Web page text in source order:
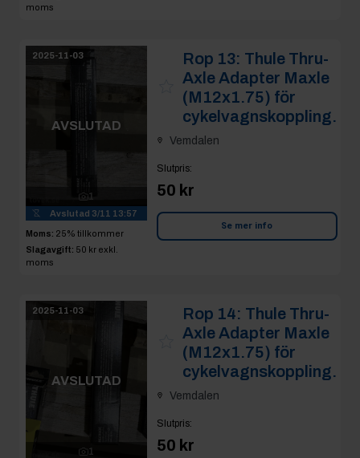
moms
2025-11-03
AVSLUTAD
1
Avslutad 3/11 13:57
Moms: 25% tillkommer
Slagavgift: 50 kr exkl.
moms
Rop 13: Thule Thru-
Axle Adapter Maxle
(M12x1.75) för
cykelvagnskoppling.
Vemdalen
Slutpris:
50 kr
Se mer info
2025-11-03
AVSLUTAD
1
Rop 14: Thule Thru-
Axle Adapter Maxle
(M12x1.75) för
cykelvagnskoppling.
Vemdalen
Slutpris:
50 kr